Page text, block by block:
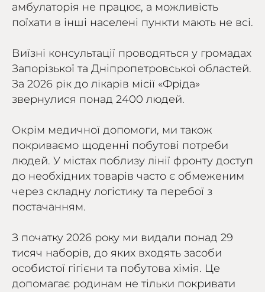
амбулаторія не працює, а можливість
поїхати в інші населені пункти мають не всі.
Виїзні консультації проводяться у громадах
Запорізької та Дніпропетровської областей.
За 2026 рік до лікарів місії «Фріда»
звернулися понад 2400 людей.
Окрім медичної допомоги, ми також
покриваємо щоденні побутові потреби
людей. У містах поблизу лінії фронту доступ
до необхідних товарів часто є обмеженим
через складну логістику та перебої з
постачанням.
З початку 2026 року ми видали понад 29
тисяч наборів, до яких входять засоби
особистої гігієни та побутова хімія. Це
допомагає родинам не тільки покривати